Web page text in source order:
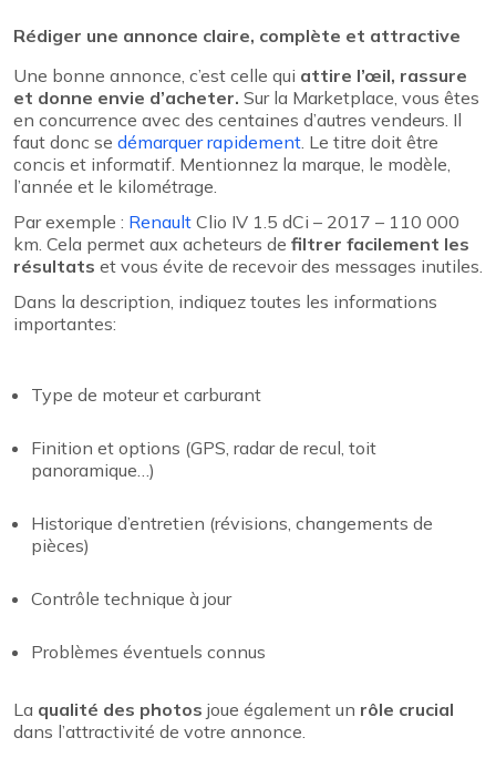
Rédiger une annonce claire, complète et attractive
Une bonne annonce, c’est celle qui attire l’œil, rassure
et donne envie d’acheter. Sur la Marketplace, vous êtes
en concurrence avec des centaines d’autres vendeurs. Il
faut donc se démarquer rapidement. Le titre doit être
concis et informatif. Mentionnez la marque, le modèle,
l’année et le kilométrage.
Par exemple : Renault Clio IV 1.5 dCi – 2017 – 110 000
km. Cela permet aux acheteurs de filtrer facilement les
résultats et vous évite de recevoir des messages inutiles.
Dans la description, indiquez toutes les informations
importantes:
Type de moteur et carburant
Finition et options (GPS, radar de recul, toit
panoramique…)
Historique d’entretien (révisions, changements de
pièces)
Contrôle technique à jour
Problèmes éventuels connus
La qualité des photos joue également un rôle crucial
dans l’attractivité de votre annonce.